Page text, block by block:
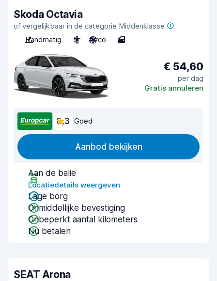
Skoda Octavia
of vergelijkbaar in de categorie Middenklasse
Handmatig
5 Airco 5
€ 54,60
per dag
Gratis annuleren
8,3 Goed
Aanbod bekijken
Aan de balie
Locatiedetails weergeven
Lage borg
Onmiddellijke bevestiging
Onbeperkt aantal kilometers
Nu betalen
SEAT Arona